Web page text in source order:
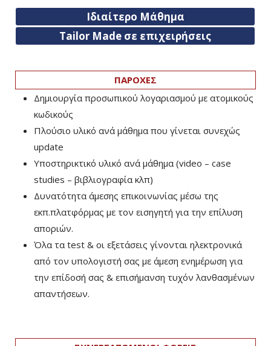
Ιδιαίτερο Μάθημα
Tailor Made σε επιχειρήσεις
ΠΑΡΟΧΕΣ
Δημιουργία προσωπικού λογαριασμού με ατομικούς
κωδικούς
Πλούσιο υλικό ανά μάθημα που γίνεται συνεχώς
update
Υποστηρικτικό υλικό ανά μάθημα (video – case
studies – βιβλιογραφία κλπ)
Δυνατότητα άμεσης επικοινωνίας μέσω της
εκπ.πλατφόρμας με τον εισηγητή για την επίλυση
αποριών.
Όλα τα test & οι εξετάσεις γίνονται ηλεκτρονικά
από τον υπολογιστή σας με άμεση ενημέρωση για
την επίδοσή σας & επισήμανση τυχόν λανθασμένων
απαντήσεων.